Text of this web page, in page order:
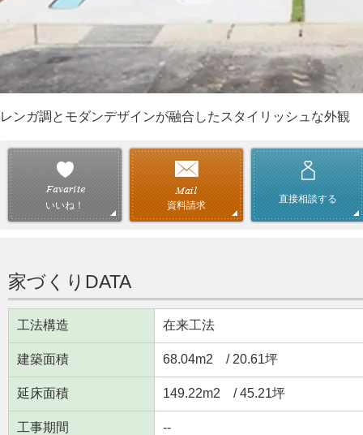
レンガ調とモダンデザインが融合したスタイリッシュな外観
いいね！ 資料請求
直接相談する
家づくりDATA
工法構造 在来工法
建築面積 68.04m2 / 20.61坪
延床面積 149.22m2 / 45.21坪
工事期間 --